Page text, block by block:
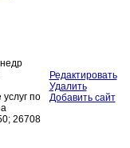
по
26708
Редактировать
Удалить
Добавить сайт